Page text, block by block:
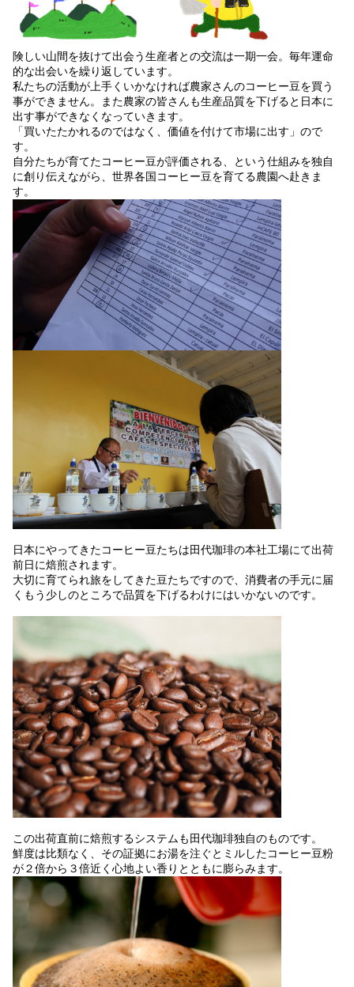
険しい山間を抜けて出会う生産者との交流は一期一会。毎年運命
的な出会いを繰り返しています。
私たちの活動が上手くいかなければ農家さんのコーヒー豆を買う
事ができません。また農家の皆さんも生産品質を下げると日本に
出す事ができなくなっていきます。
「買いたたかれるのではなく、価値を付けて市場に出す」ので
す。
自分たちが育てたコーヒー豆が評価される、という仕組みを独自
に創り伝えながら、世界各国コーヒー豆を育てる農園へ赴きま
す。
日本にやってきたコーヒー豆たちは田代珈琲の本社工場にて出荷
前日に焙煎されます。
大切に育てられ旅をしてきた豆たちですので、消費者の手元に届
くもう少しのところで品質を下げるわけにはいかないのです。
この出荷直前に焙煎するシステムも田代珈琲独自のものです。
鮮度は比類なく、その証拠にお湯を注ぐとミルしたコーヒー豆粉
が２倍から３倍近く心地よい香りとともに膨らみます。